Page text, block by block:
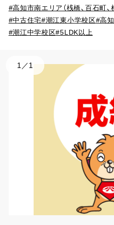
#高知市南エリア（桟橋、百石町、
#中古住宅#潮江東小学校区#高
#潮江中学校区#5LDK以上
1 ／1